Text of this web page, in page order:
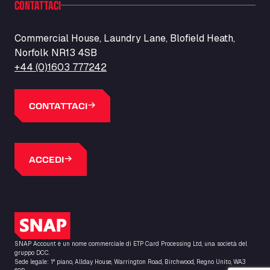
Barneys Diner
Bars Logistics Ltd
Elm Farm Depot, CO6 1HU
Bartrums Haulage & Storage
Basiq Truck Cleaning Amsterdam
Fahrenheitweg 20, 6101 WR
Basiq Truck Cleaning Hoogeveen
A.G. Bellstraat 35A, 7903 AD
16 Inchmuir Road, EH48 2EP
Batim Truckstop
Lar Bck Z 7 Mennen, 8930
Baumann Spedition Dresden GmbH
CONTATTACI
Commercial House, Laundry Lane, Blofield Heath,
Norfolk NR13 4SB
+44 (0)1603 777242
CONTATTACI
ACCEDI
Logo SNAP
SNAP Account è un nome commerciale di ETP Card Processing Ltd, una società del
gruppo DCC.
Sede legale: 1° piano, Allday House, Warrington Road, Birchwood, Regno Unito, WA3